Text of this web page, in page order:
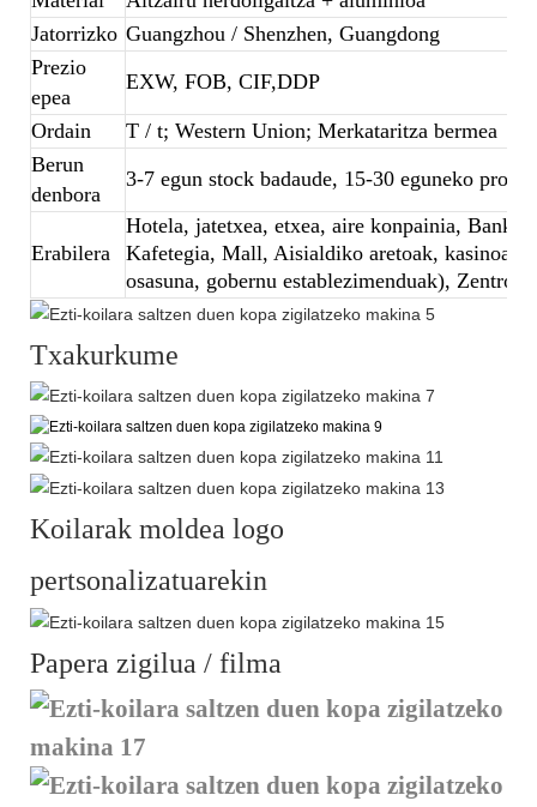
Jatorrizko Guangzhou / Shenzhen, Guangdong
Prezio
epea
EXW, FOB, CIF,DDP
Ordain
T / t; Western Union; Merkataritza bermea
Berun
denbora
3-7 egun stock badaude, 15-30 eguneko
Erabilera
Hotela, jatetxea, etxea, aire konpainia,
Kafetegia, Mall, Aisialdiko aretoak, kasinoak,
osasuna, gobernu establezimenduak), Zentroa,
Txakurkume
Koilarak moldea logo
pertsonalizatuarekin
Papera zigilua / filma